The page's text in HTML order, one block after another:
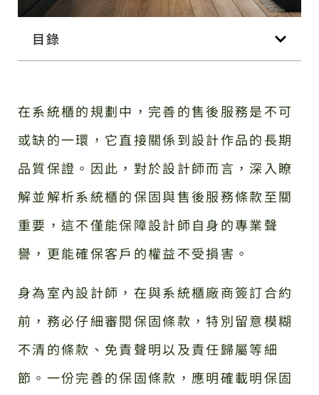
目錄
在系統櫃的規劃中，完善的售後服務是不可
或缺的一環，它直接關係到設計作品的長期
品質保證。因此，對於設計師而言，深入瞭
解並解析系統櫃的保固與售後服務條款至關
重要，這不僅能保障設計師自身的專業聲
譽，更能確保客戶的權益不受損害。
身為室內設計師，在與系統櫃廠商簽訂合約
前，務必仔細審閱保固條款，特別留意模糊
不清的條款、免責聲明以及責任歸屬等細
節。一份完善的保固條款，應明確載明保固